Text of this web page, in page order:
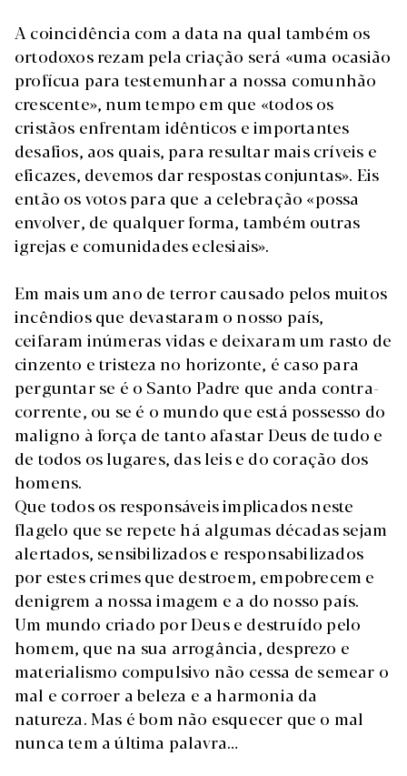
A coincidência com a data na qual também os
ortodoxos rezam pela criação será «uma ocasião
profícua para testemunhar a nossa comunhão
crescente», num tempo em que «todos os
cristãos enfrentam idênticos e importantes
desafios, aos quais, para resultar mais críveis e
eficazes, devemos dar respostas conjuntas». Eis
então os votos para que a celebração «possa
envolver, de qualquer forma, também outras
igrejas e comunidades eclesiais».
Em mais um ano de terror causado pelos muitos
incêndios que devastaram o nosso país,
ceifaram inúmeras vidas e deixaram um rasto de
cinzento e tristeza no horizonte, é caso para
perguntar se é o Santo Padre que anda contra-
corrente, ou se é o mundo que está possesso do
maligno à força de tanto afastar Deus de tudo e
de todos os lugares, das leis e do coração dos
homens.
Que todos os responsáveis implicados neste
flagelo que se repete há algumas décadas sejam
alertados, sensibilizados e responsabilizados
por estes crimes que destroem, empobrecem e
denigrem a nossa imagem e a do nosso país.
Um mundo criado por Deus e destruído pelo
homem, que na sua arrogância, desprezo e
materialismo compulsivo não cessa de semear o
mal e corroer a beleza e a harmonia da
natureza. Mas é bom não esquecer que o mal
nunca tem a última palavra…